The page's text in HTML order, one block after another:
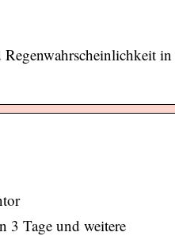
in
3 Tage und weitere